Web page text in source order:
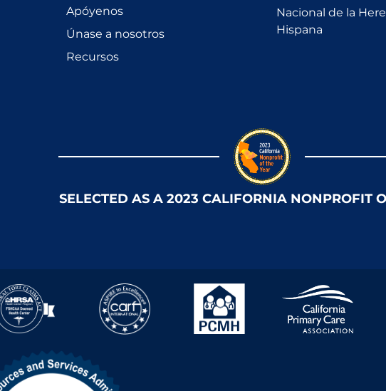
Apóyenos
Únase a nosotros
Recursos
Nacional de la
Hispana
SELECTED AS A 2023 CALIFORNIA NONPROFIT